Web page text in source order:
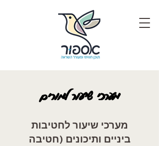
מערכי שיעור למורים
מערכי שיעור לחטיבות
ביניים ותיכונים (חטיבה